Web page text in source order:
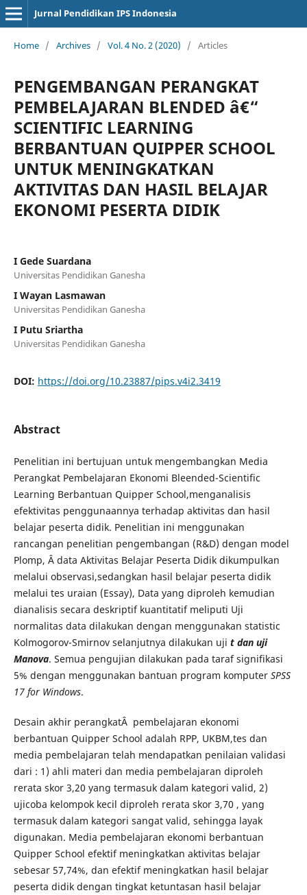
Jurnal Pendidikan IPS Indonesia
Home / Archives / Vol. 4 No. 2 (2020) / Articles
PENGEMBANGAN PERANGKAT
PEMBELAJARAN BLENDED â€“
SCIENTIFIC LEARNING
BERBANTUAN QUIPPER SCHOOL
UNTUK MENINGKATKAN
AKTIVITAS DAN HASIL BELAJAR
EKONOMI PESERTA DIDIK
I Gede Suardana
Universitas Pendidikan Ganesha
I Wayan Lasmawan
Universitas Pendidikan Ganesha
I Putu Sriartha
Universitas Pendidikan Ganesha
DOI: https://doi.org/10.23887/pips.v4i2.3419
Abstract
Penelitian ini bertujuan untuk mengembangkan Media
Perangkat Pembelajaran Ekonomi Bleended-Scientific
Learning Berbantuan Quipper School,menganalisis
efektivitas penggunaannya terhadap aktivitas dan hasil
belajar peserta didik. Penelitian ini menggunakan
rancangan penelitian pengembangan (R&D) dengan model
Plomp, Â data Aktivitas Belajar Peserta Didik dikumpulkan
melalui observasi,sedangkan hasil belajar peserta didik
melalui tes uraian (Essay), Data yang diproleh kemudian
dianalisis secara deskriptif kuantitatif meliputi Uji
normalitas data dilakukan dengan menggunakan statistic
Kolmogorov-Smirnov selanjutnya dilakukan uji t dan uji
Manova. Semua pengujian dilakukan pada taraf signifikasi
5% dengan menggunakan bantuan program komputer SPSS
17for Windows.
Desain akhir perangkatÂ pembelajaran ekonomi
berbantuan Quipper School adalah RPP, UKBM,tes dan
media pembelajaran telah mendapatkan penilaian validasi
dari : 1) ahli materi dan media pembelajaran diproleh
rerata skor 3,20 yang termasuk dalam kategori valid, 2)
ujicoba kelompok kecil diproleh rerata skor 3,70 , yang
termasuk dalam kategori sangat valid, sehingga layak
digunakan. Media pembelajaran ekonomi berbantuan
Quipper School efektif meningkatkan aktivitas belajar
sebesar 57,74%, dan efektif meningkatkan hasil belajar
peserta didik dengan tingkat ketuntasan hasil belajar